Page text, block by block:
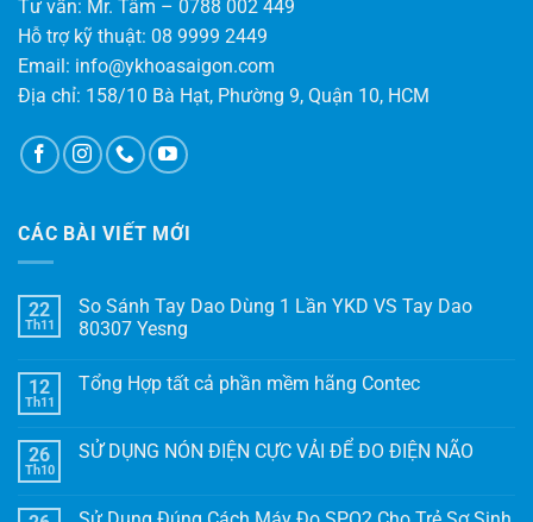
Tư vấn: Mr. Tâm – 0788 002 449
Hỗ trợ kỹ thuật: 08 9999 2449
Email: info@ykhoasaigon.com
Địa chỉ: 158/10 Bà Hạt, Phường 9, Quận 10, HCM
CÁC BÀI VIẾT MỚI
22
Th11
So Sánh Tay Dao Dùng 1 Lần YKD VS Tay Dao
80307 Yesng
12
Th11
Tổng Hợp tất cả phần mềm hãng Contec
26
Th10
SỬ DỤNG NÓN ĐIỆN CỰC VẢI ĐỂ ĐO ĐIỆN NÃO